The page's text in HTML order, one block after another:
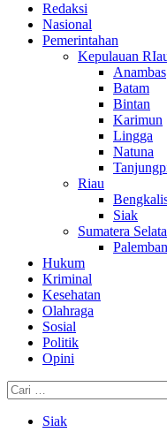
Redaksi
Nasional
Pemerintahan
Kepulauan
Anambas
Batam
Bintan
Karimun
Lingga
Natuna
Riau
Siak
Sumatera
Hukum
Kriminal
Kesehatan
Olahraga
Sosial
Politik
Opini
Cari
untuk:
Siak